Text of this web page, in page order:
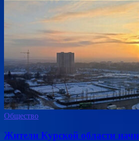
Общество
Жители Курской области